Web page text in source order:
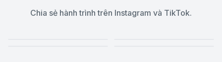
Chia sẻ hành trình trên Instagram và TikTok.